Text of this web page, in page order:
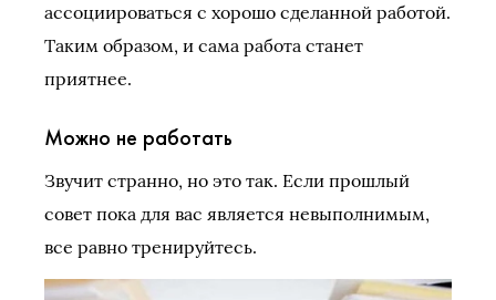
ассоциироваться с хорошо сделанной работой.
Таким образом, и сама работа станет
приятнее.
Можно не работать
Звучит странно, но это так. Если прошлый
совет пока для вас является невыполнимым,
все равно тренируйтесь.